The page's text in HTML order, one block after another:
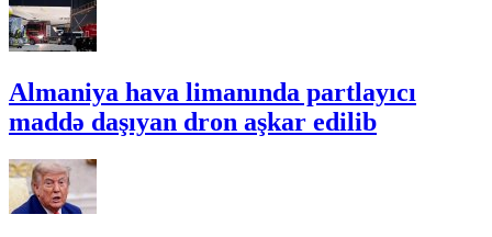
Almaniya hava limanında partlayıcı
maddə daşıyan dron aşkar edilib